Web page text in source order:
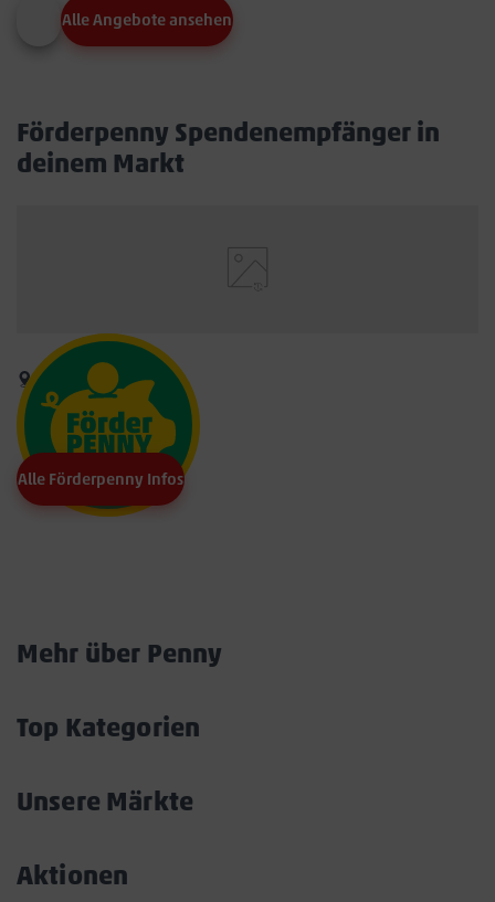
Alle Angebote ansehen
Förderpenny Spendenempfänger in
deinem Markt
Alle Förderpenny Infos
Mehr über Penny
Top Kategorien
Unsere Märkte
Aktionen